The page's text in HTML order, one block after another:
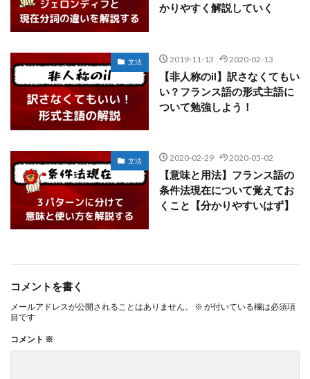
かりやすく解説していく
文法 2019-11-13 2020-02-13
【非人称のil】訳さなくてもい
い？フランス語の形式主語に
ついて勉強しよう！
文法 2020-02-29 2020-05-02
【意味と用法】フランス語の
条件法現在について覚えてお
くこと【分かりやすいはず】
コメントを書く
メールアドレスが公開されることはありません。 ※ が付いている欄は必須項
目です
コメント ※